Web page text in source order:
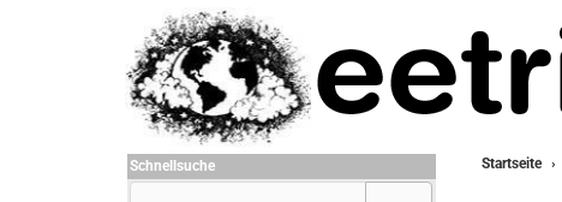
Startseite
Schnellsuche